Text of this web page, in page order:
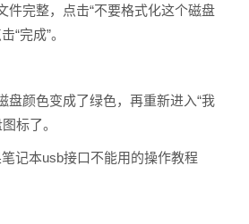
件完整，点击“不要格式化这个磁盘
“完成”。
盘颜色变成了绿色，再重新进入“我
标了。
记本usb接口不能用的操作教程